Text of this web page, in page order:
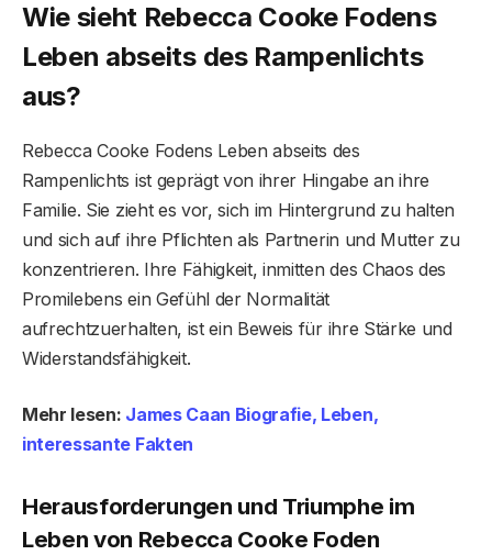
Wie sieht Rebecca Cooke Fodens
Leben abseits des Rampenlichts
aus?
Rebecca Cooke Fodens Leben abseits des
Rampenlichts ist geprägt von ihrer Hingabe an ihre
Familie. Sie zieht es vor, sich im Hintergrund zu halten
und sich auf ihre Pflichten als Partnerin und Mutter zu
konzentrieren. Ihre Fähigkeit, inmitten des Chaos des
Promilebens ein Gefühl der Normalität
aufrechtzuerhalten, ist ein Beweis für ihre Stärke und
Widerstandsfähigkeit.
Mehr lesen: James Caan Biografie, Leben,
interessante Fakten
Herausforderungen und Triumphe im
Leben von Rebecca Cooke Foden